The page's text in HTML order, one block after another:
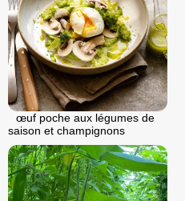
œuf poche aux légumes de
saison et champignons